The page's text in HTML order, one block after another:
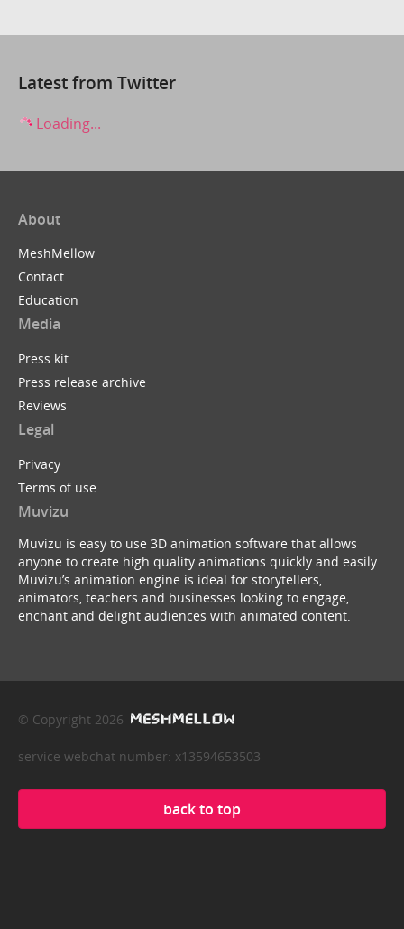
Latest from Twitter
Loading...
About
MeshMellow
Contact
Education
Media
Press kit
Press release archive
Reviews
Legal
Privacy
Terms of use
Muvizu
Muvizu is easy to use 3D animation software that allows
anyone to create high quality animations quickly and easily.
Muvizu’s animation engine is ideal for storytellers,
animators, teachers and businesses looking to engage,
enchant and delight audiences with animated content.
© Copyright 2026
service webchat number: x13594653503
back to top